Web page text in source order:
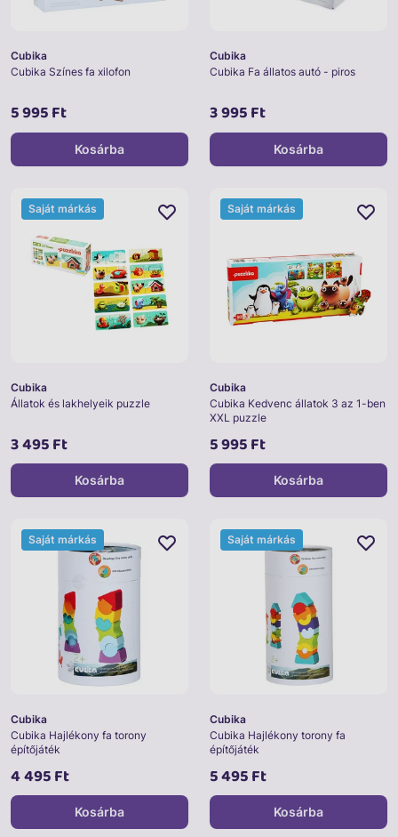
Cubika
Cubika Színes fa xilofon
5 995 Ft
Kosárba
Cubika
Cubika Fa állatos autó - piros
3 995 Ft
Kosárba
Cubika
Állatok és lakhelyeik puzzle
3 495 Ft
Saját márkás
Kosárba
Cubika
Cubika Kedvenc állatok 3 az 1-ben
XXL puzzle
5 995 Ft
Saját márkás
Kosárba
Cubika
Cubika Hajlékony fa torony
építőjáték
4 495 Ft
Saját márkás
Kosárba
Cubika
Cubika Hajlékony torony fa
építőjáték
5 495 Ft
Saját márkás
Kosárba